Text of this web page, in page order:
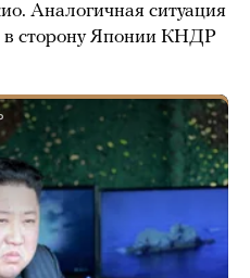
Аналогичная ситуация
в сторону Японии КНДР